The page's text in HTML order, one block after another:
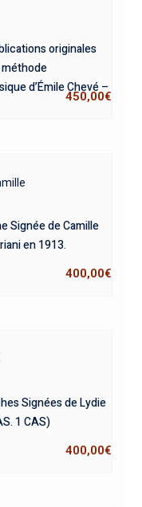
originales
d’Émile Chevé –
450,00€
Signée de Camille
en 1913.
400,00€
Signées de Lydie
1 CAS)
400,00€